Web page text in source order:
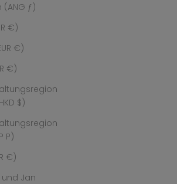
(ANG ƒ)
€)
€)
€)
$)
P)
€)
Jan